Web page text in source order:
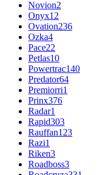
Novion2
Onyx12
Ovation236
Ozka4
Pace22
Petlas10
Powertrac140
Predator64
Premiorri1
Prinx376
Radar1
Rapid303
Rauffan123
Razi1
Riken3
Roadboss3